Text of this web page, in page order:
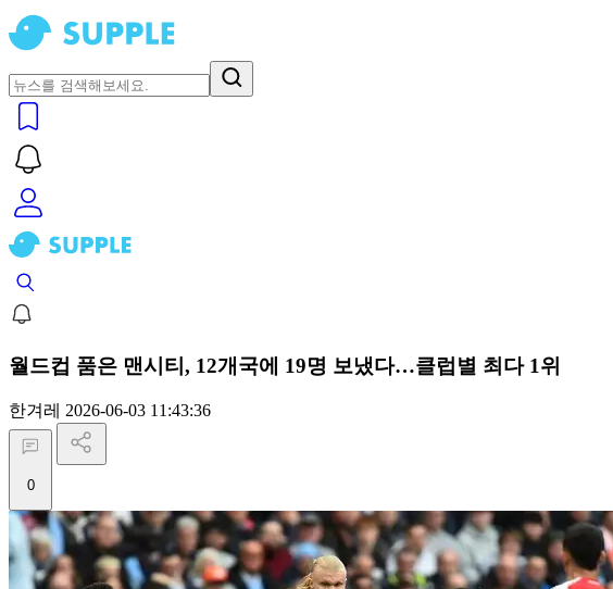
월드컵 품은 맨시티, 12개국에 19명 보냈다…클럽별 최다 1위
한겨레 2026-06-03 11:43:36
0